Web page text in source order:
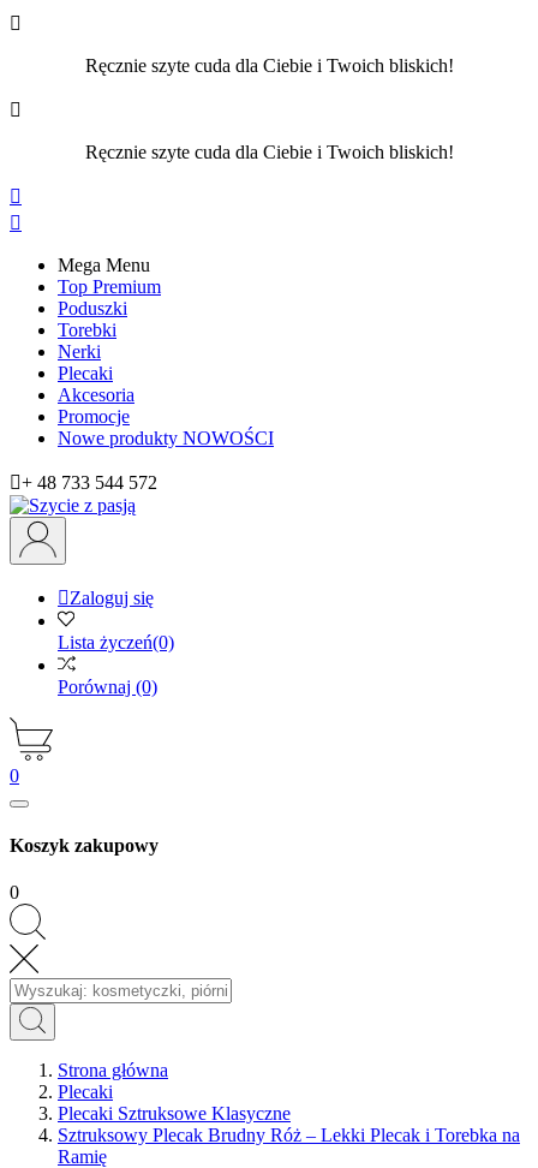

Ręcznie szyte cuda dla Ciebie i Twoich bliskich!

Ręcznie szyte cuda dla Ciebie i Twoich bliskich!


Mega Menu
Top Premium
Poduszki
Torebki
Nerki
Plecaki
Akcesoria
Promocje
Nowe produkty NOWOŚCI
+ 48 733 544 572
Zaloguj się
Lista życzeń(0)
Porównaj (0)
0
Koszyk zakupowy
0
Strona główna
Plecaki
Plecaki Sztruksowe Klasyczne
Sztruksowy Plecak Brudny Róż – Lekki Plecak i Torebka na
Ramię